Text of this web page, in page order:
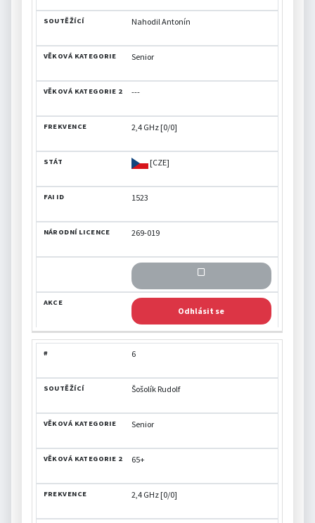
Nahodil Antonín
Senior
---
2,4 GHz [0/0]
[CZE]
1523
269-019
Odhlásit se
6
Šošolík Rudolf
Senior
65+
2,4 GHz [0/0]